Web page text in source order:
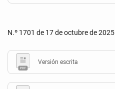
N.º 1701 de 17 de octubre de 2025
Versión escrita